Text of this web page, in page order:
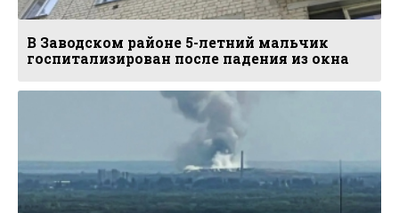
В Заводском районе 5-летний мальчик
госпитализирован после падения из окна